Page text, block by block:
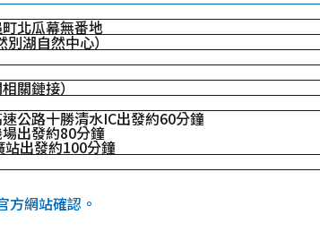
北瓜幕無番地
別湖自然中心）
關鏈接）
公路十勝清水IC出發約60分鐘
出發約80分鐘
出發約100分鐘
網站確認。